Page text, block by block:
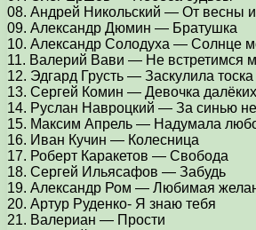
08. Андрей Никольский — От весны
09. Александр Дюмин — Братушка
10. Александр Солодуха — Солнце
11. Валерий Вави — Не встретимся
12. Эдгард Грусть — Заскулила тоска
13. Сергей Комин — Девочка
14. Руслан Навроцкий — За синью
15. Максим Апрель — Надумала
16. Иван Кучин — Колесница
17. Роберт Каракетов — Свобода
18. Сергей Ильясафов — Забудь
19. Александр Ром — Любимая
20. Артур Руденко- Я знаю тебя
21. Валериан — Прости